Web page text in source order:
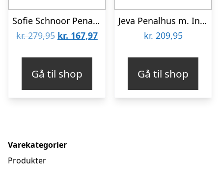
Sofie Schnoor Penalhus – Champagne Glitter m. Hi
kr.279,95 Den
kr. 279,95.
kr. 167,97Den
kr. 167,97.
Gå til shop
Jeva Penalhus m. Indhold – Twozip – Shimmer Rainbow
kr. 209,95
Gå til shop
Varekategorier
Produkter